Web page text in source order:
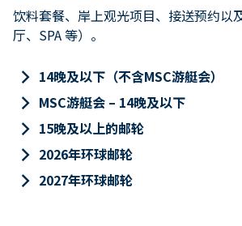
饮料套餐、岸上观光项目、接送预约以
厅、SPA 等）。
keyboard_arrow_right 14晚及以下（不含MSC游艇会）
keyboard_arrow_right MSC游艇会 – 14晚及以下
keyboard_arrow_right 15晚及以上的邮轮
keyboard_arrow_right 2026年环球邮轮
keyboard_arrow_right 2027年环球邮轮